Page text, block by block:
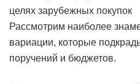
целях зарубежных покупок
Рассмотрим наиболее
вариации, которые
поручений и бюджетов.